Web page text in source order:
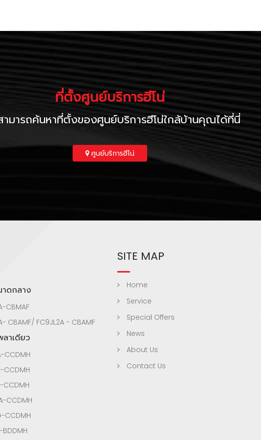
ที่ตั้งศูนย์บริการฮีโน่
มารถค้นหาที่ตั้งของศูนย์บริการฮีโน่ใกล้บ้านคุณได้ที่นี่
ศูนย์บริการฮีโน่
ดกลาง
CBMAF
CBAMF/ FC9JL2A - CBAMF
ลาเดียว
CCDMH
CCDMH
CCDMH
CCDMH
CCDMH
BDDMH
SITE MAP
Home
Service
Special Offers
News
About Us
Contact Us